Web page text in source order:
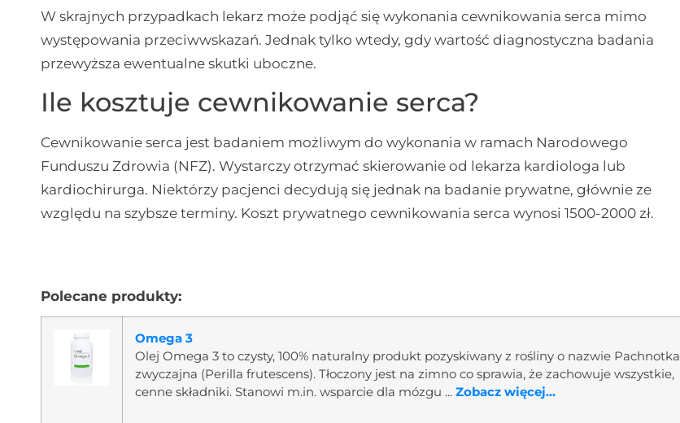
W skrajnych przypadkach lekarz może podjąć się wykonania cewnikowania serca mimo
występowania przeciwwskazań. Jednak tylko wtedy, gdy wartość diagnostyczna badania
przewyższa ewentualne skutki uboczne.
Ile kosztuje cewnikowanie serca?
Cewnikowanie serca jest badaniem możliwym do wykonania w ramach Narodowego
Funduszu Zdrowia (NFZ). Wystarczy otrzymać skierowanie od lekarza kardiologa lub
kardiochirurga. Niektórzy pacjenci decydują się jednak na badanie prywatne, głównie ze
względu na szybsze terminy. Koszt prywatnego cewnikowania serca wynosi 1500-2000 zł.
Polecane produkty:
Omega 3
Olej Omega 3 to czysty, 100% naturalny produkt pozyskiwany z rośliny o nazwie Pachnotka
zwyczajna (Perilla frutescens). Tłoczony jest na zimno co sprawia, że zachowuje wszystkie,
cenne składniki. Stanowi m.in. wsparcie dla mózgu ...Zobacz więcej...